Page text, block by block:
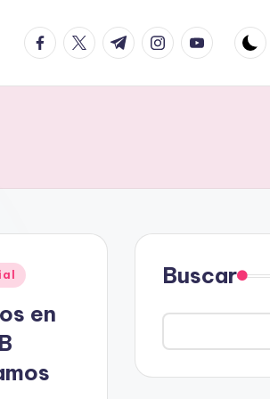
facebook.com
twitter.com
t.me instagram.com
youtube.com
en
Buscar